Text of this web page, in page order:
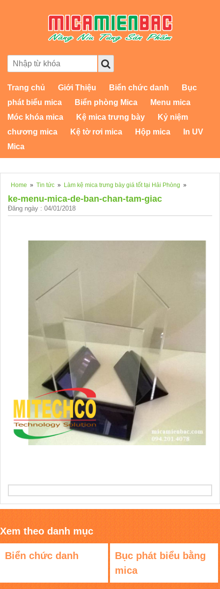
Trang chủ Giới Thiệu Biển chức danh
Bục
phát biểu mica
Biển phòng Mica
Menu mica
Móc khóa mica
Kệ mica trưng bày
Kỷ niệm
chương mica
Kệ tờ rơi mica Hộp mica
In UV
Mica
Home » Tin tức » Làm kệ mica trưng bày giá tốt tại Hải Phòng »
ke-menu-mica-de-ban-chan-tam-giac
Đăng ngày : 04/01/2018
Xem theo danh mục
Biển chức danh
Bục phát biểu bằng
mica